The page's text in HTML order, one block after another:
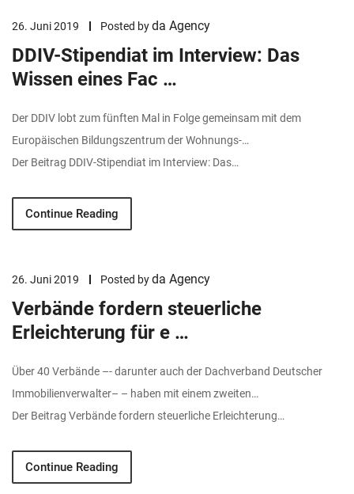
26. Juni 2019 Posted byda Agency
DDIV-Stipendiat im Interview: Das
Wissen eines Fac …
Der DDIV lobt zum fünften Mal in Folge gemeinsam mit dem
Europäischen Bildungszentrum der Wohnungs-…
Der Beitrag DDIV-Stipendiat im Interview: Das…
Continue Reading
26. Juni 2019 Posted byda Agency
Verbände fordern steuerliche
Erleichterung für e …
Über 40 Verbände –- darunter auch der Dachverband Deutscher
Immobilienverwalter– – haben mit einem zweiten…
Der Beitrag Verbände fordern steuerliche Erleichterung…
Continue Reading